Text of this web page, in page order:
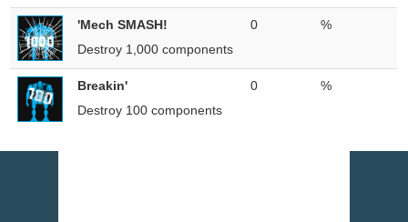
'Mech SMASH!
Destroy 1,000 components
0 %
Breakin'
Destroy 100 components
0 %